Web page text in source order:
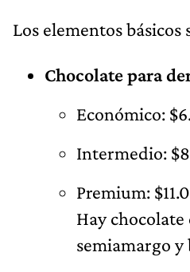
Los elementos básicos
Chocolate para
Económico:
Intermedio:
Premium:
Hay chocolate
semiamargo y